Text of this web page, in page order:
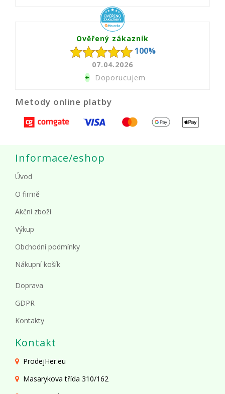
Ověřený zákazník
100%
07.04.2026
+Doporucujem
Metody online platby
Informace/eshop
Úvod
O firmě
Akční zboží
Výkup
Obchodní podmínky
Nákupní košík
Doprava
GDPR
Kontakty
Kontakt
ProdejHer.eu
Masarykova třída 310/162